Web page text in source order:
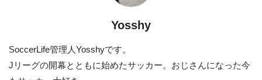
Yosshy
SoccerLife管理人Yosshyです。
Jリーグの開幕とともに始めたサッカー。おじさんになった今